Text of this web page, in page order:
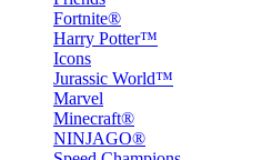
Fortnite®
Harry Potter™
Icons
Jurassic World™
Marvel
Minecraft®
NINJAGO®